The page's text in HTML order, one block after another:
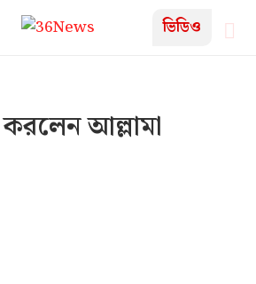
ভিডিও
আল্লামা